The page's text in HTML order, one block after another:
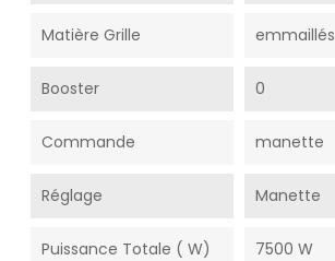
Matière Grille emmaillés
Booster 0
Commande manette
Réglage Manette
Puissance Totale ( W) 7500 W